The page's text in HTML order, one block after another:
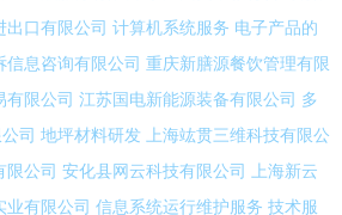
出口有限公司 计算机系统服务 电子产品的
信息咨询有限公司 重庆新膳源餐饮管理有限
有限公司 江苏国电新能源装备有限公司 多
司 地坪材料研发
上海竑贯三维科技有限公
限公司 安化县网云科技有限公司
上海新云
业有限公司 信息系统运行维护服务 技术服